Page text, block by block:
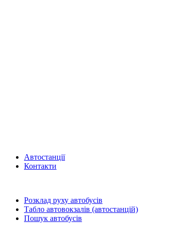
Автостанції
Контакти
Розклад руху автобусів
Табло автовокзалів (автостанцій)
Пошук автобусів